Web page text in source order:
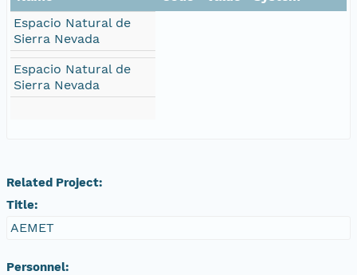
Espacio Natural de
Sierra Nevada
Espacio Natural de
Sierra Nevada
Related Project:
Title:
AEMET
Personnel: